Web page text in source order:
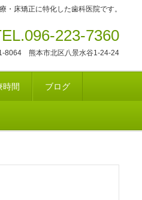
・床矯正に特化した歯科医院です。
223-7360
8064 熊本市北区八景水谷1-24-24
時間 ブログ